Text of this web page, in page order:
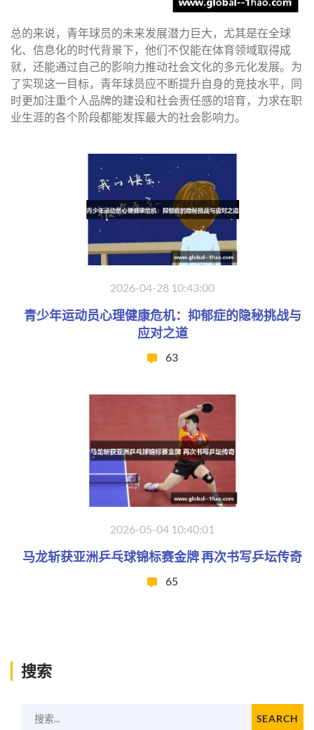
总的来说，青年球员的未来发展潜力巨大，尤其是在全球
化、信息化的时代背景下，他们不仅能在体育领域取得成
就，还能通过自己的影响力推动社会文化的多元化发展。为
了实现这一目标，青年球员应不断提升自身的竞技水平，同
时更加注重个人品牌的建设和社会责任感的培育，力求在职
业生涯的各个阶段都能发挥最大的社会影响力。
2026-04-28 10:43:00
青少年运动员心理健康危机：抑郁症的隐秘挑战与
应对之道
63
2026-05-04 10:40:01
马龙斩获亚洲乒乓球锦标赛金牌 再次书写乒坛传奇
65
搜索
搜索... SEARCH